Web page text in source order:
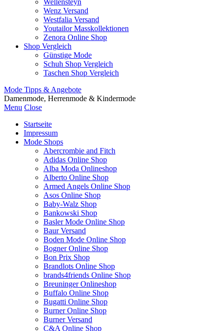
Wellensteyn
Wenz Versand
Westfalia Versand
Youtailor Masskollektionen
Zenora Online Shop
Shop Vergleich
Günstige Mode
Schuh Shop Vergleich
Taschen Shop Vergleich
Mode Tipps & Angebote
Damenmode, Herrenmode & Kindermode
Menu Close
Startseite
Impressum
Mode Shops
Abercrombie and Fitch
Adidas Online Shop
Alba Moda Onlineshop
Alberto Online Shop
Armed Angels Online Shop
Asos Online Shop
Baby-Walz Shop
Bankowski Shop
Basler Mode Online Shop
Baur Versand
Boden Mode Online Shop
Bogner Online Shop
Bon Prix Shop
Brandlots Online Shop
brands4friends Online Shop
Breuninger Onlineshop
Buffalo Online Shop
Bugatti Online Shop
Burner Online Shop
Burner Versand
C&A Online Shop